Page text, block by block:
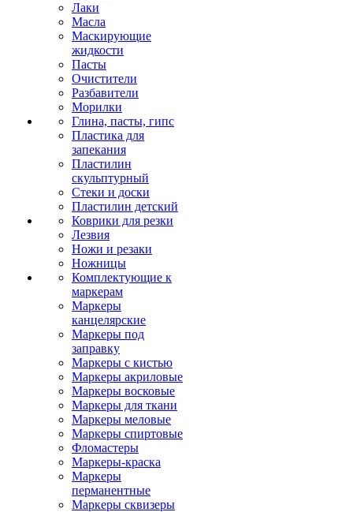
Лаки
Масла
Маскирующие
жидкости
Пасты
Очистители
Разбавители
Морилки
Глина, пасты, гипс
Пластика для
запекания
Пластилин
скульптурный
Стеки и доски
Пластилин детский
Коврики для резки
Лезвия
Ножи и резаки
Ножницы
Комплектующие к
маркерам
Маркеры
канцелярские
Маркеры под
заправку
Маркеры с кистью
Маркеры акриловые
Маркеры восковые
Маркеры для ткани
Маркеры меловые
Маркеры спиртовые
Фломастеры
Маркеры-краска
Маркеры
перманентные
Маркеры сквизеры